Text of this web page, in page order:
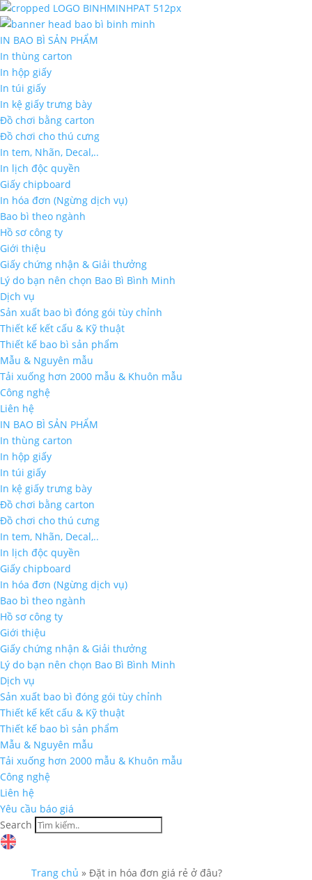
IN BAO BÌ SẢN PHẨM
In thùng carton
In hộp giấy
In túi giấy
In kệ giấy trưng bày
Đồ chơi bằng carton
Đồ chơi cho thú cưng
In tem, Nhãn, Decal,..
In lịch độc quyền
Giấy chipboard
In hóa đơn (Ngừng dịch vụ)
Bao bì theo ngành
Hồ sơ công ty
Giới thiệu
Giấy chứng nhận & Giải thưởng
Lý do bạn nên chọn Bao Bì Bình Minh
Dịch vụ
Sản xuất bao bì đóng gói tùy chỉnh
Thiết kế kết cấu & Kỹ thuật
Thiết kế bao bì sản phẩm
Mẫu & Nguyên mẫu
Tải xuống hơn 2000 mẫu & Khuôn mẫu
Công nghệ
Liên hệ
IN BAO BÌ SẢN PHẨM
In thùng carton
In hộp giấy
In túi giấy
In kệ giấy trưng bày
Đồ chơi bằng carton
Đồ chơi cho thú cưng
In tem, Nhãn, Decal,..
In lịch độc quyền
Giấy chipboard
In hóa đơn (Ngừng dịch vụ)
Bao bì theo ngành
Hồ sơ công ty
Giới thiệu
Giấy chứng nhận & Giải thưởng
Lý do bạn nên chọn Bao Bì Bình Minh
Dịch vụ
Sản xuất bao bì đóng gói tùy chỉnh
Thiết kế kết cấu & Kỹ thuật
Thiết kế bao bì sản phẩm
Mẫu & Nguyên mẫu
Tải xuống hơn 2000 mẫu & Khuôn mẫu
Công nghệ
Liên hệ
Yêu cầu báo giá
Search
Trang chủ » Đặt in hóa đơn giá rẻ ở đâu?